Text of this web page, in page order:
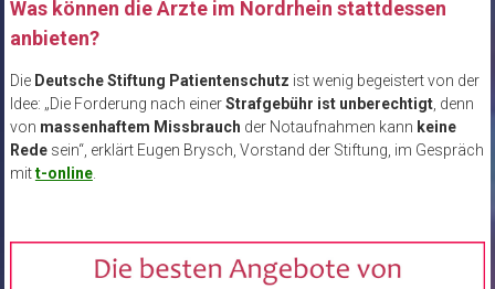
Was können die Ärzte im Nordrhein stattdessen
anbieten?
Die Deutsche Stiftung Patientenschutz ist wenig begeistert von der
Idee: „Die Forderung nach einerStrafgebühr ist unberechtigt, denn
von massenhaftem Missbrauch der Notaufnahmen kann keine
Redesein“, erklärt Eugen Brysch, Vorstand der Stiftung, im Gespräch
mitt-online.